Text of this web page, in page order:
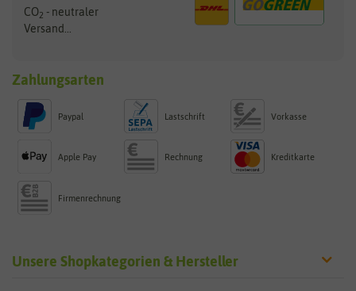
CO2 - neutraler
Versand...
Zahlungsarten
Paypal Lastschrift Vorkasse
Apple Pay Rechnung Kreditkarte
Firmenrechnung
Unsere Shopkategorien & Hersteller